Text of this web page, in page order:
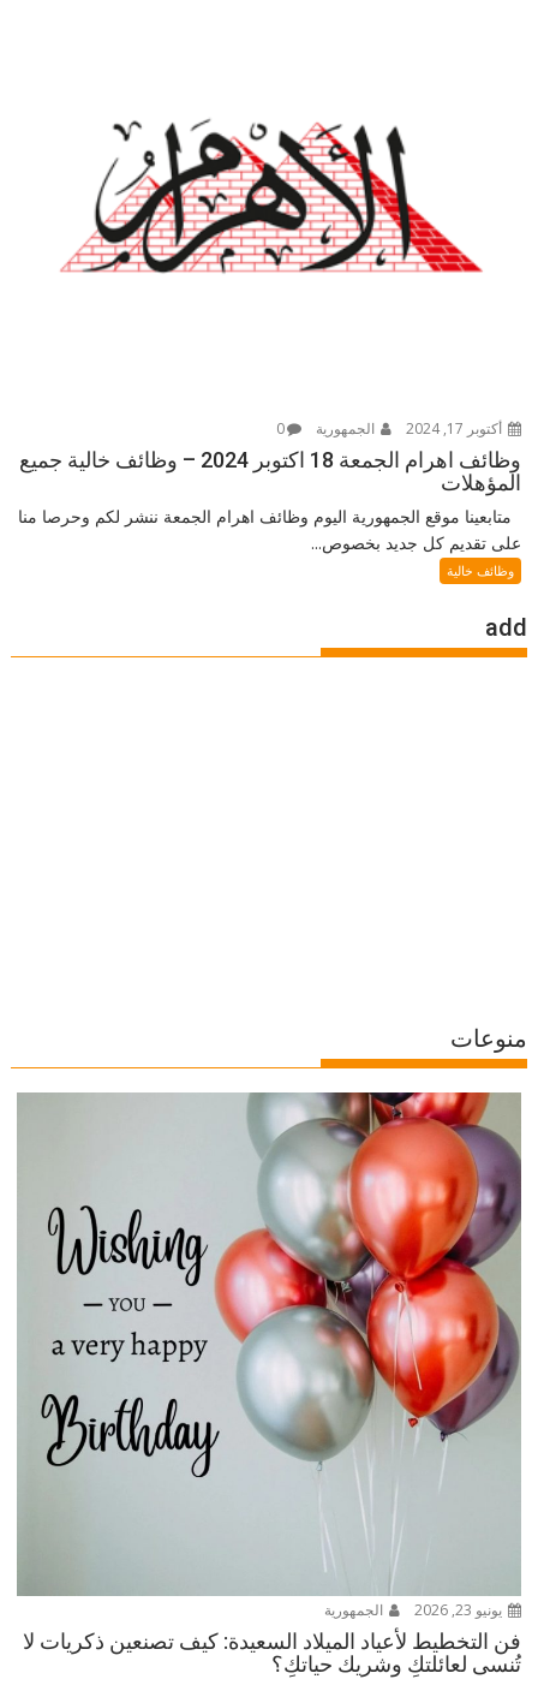
أكتوبر 17, 2024 الجمهورية 0
وظائف اهرام الجمعة 18 اكتوبر 2024 – وظائف خالية جميع
المؤهلات
متابعينا موقع الجمهورية اليوم وظائف اهرام الجمعة ننشر لكم وحرصا منا
على تقديم كل جديد بخصوص...
وظائف خالية
add
منوعات
يونيو 23, 2026 الجمهورية
فن التخطيط لأعياد الميلاد السعيدة: كيف تصنعين ذكريات لا
تُنسى لعائلتكِ وشريك حياتكِ؟